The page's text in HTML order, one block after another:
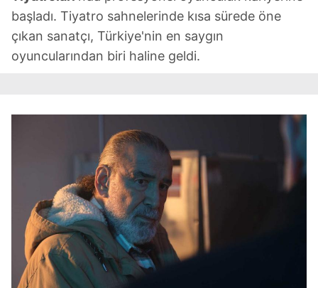
başladı. Tiyatro sahnelerinde kısa sürede öne
çıkan sanatçı, Türkiye'nin en saygın
oyuncularından biri haline geldi.